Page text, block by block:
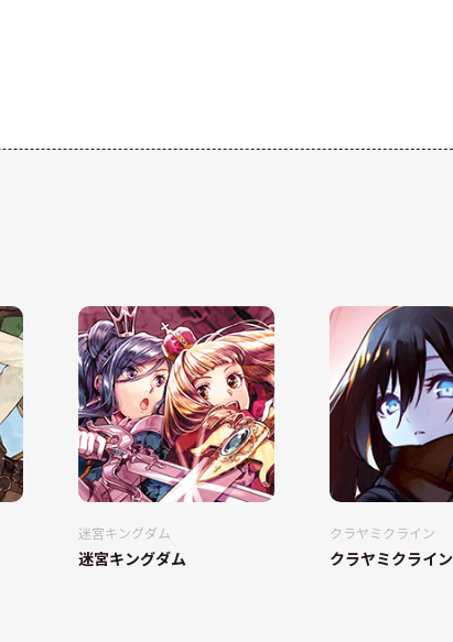
迷宮キングダム
迷宮キングダム
クラヤミクライン
クラヤミクライン